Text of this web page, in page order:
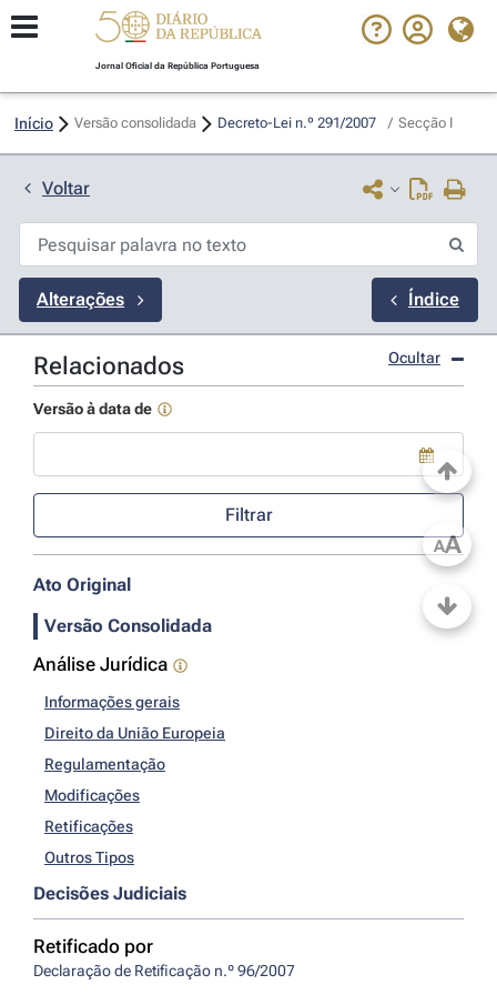
Jornal Oficial da República Portuguesa
Início Versão consolidada Decreto-Lei n.º 291/2007 / Secção I
Voltar
Alterações Índice
Relacionados Ocultar
Versão à data de
Use a tecla de seta para baixo para abrir o calendário; Use as
Filtrar
Ato Original
Versão Consolidada
Análise Jurídica
Informações gerais
Direito da União Europeia
Regulamentação
Modificações
Retificações
Outros Tipos
Decisões Judiciais
Retificado por
Declaração de Retificação n.º 96/2007
AA